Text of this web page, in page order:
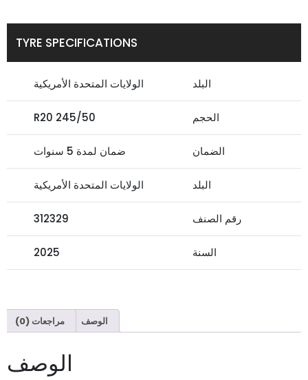
TYRE SPECIFICATIONS
البلد الولايات المتحدة الأمريكية
الحجم 245/50 R20
الضمان ضمان لمدة 5 سنوات
البلد الولايات المتحدة الأمريكية
رقم الصنف 312329
السنة 2025
الوصف مراجعات (0)
الوصف